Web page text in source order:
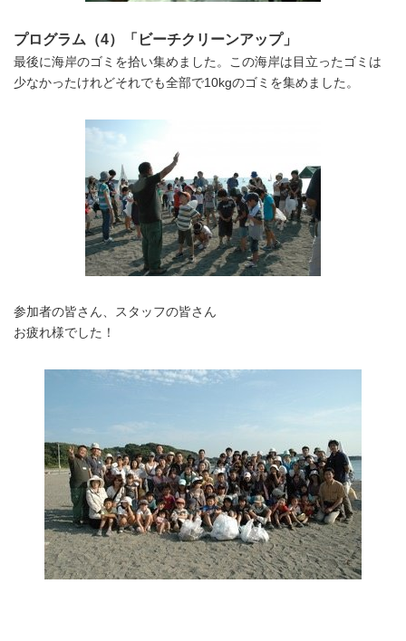
プログラム（4）「ビーチクリーンアップ」
最後に海岸のゴミを拾い集めました。この海岸は目立ったゴミは
少なかったけれどそれでも全部で10kgのゴミを集めました。
参加者の皆さん、スタッフの皆さん
お疲れ様でした！